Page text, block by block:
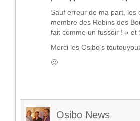
Sauf erreur de ma part, les
membre des Robins des
fait comme un fussoir ! » et
Merci les Osibo’s
🙂
Osibo News